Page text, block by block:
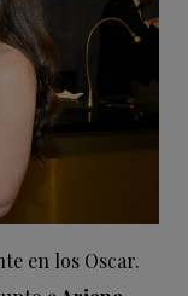
en los Oscar.